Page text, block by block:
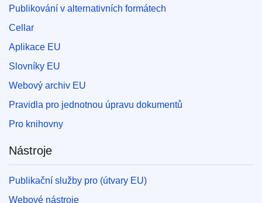
Publikování v alternativních formátech
Cellar
Aplikace EU
Slovníky EU
Webový archiv EU
Pravidla pro jednotnou úpravu dokumentů
Pro knihovny
Nástroje
Publikační služby pro (útvary EU)
Webové nástroje